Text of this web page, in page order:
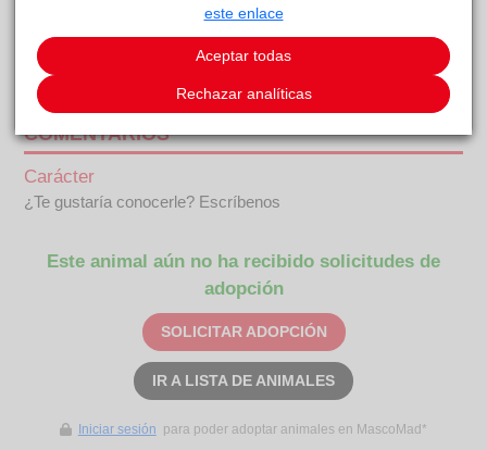
CHESSY reside actualmente en el centro de acogida
Voz Animal
COMENTARIOS
Carácter
¿Te gustaría conocerle? Escríbenos
Este animal aún no ha recibido solicitudes de
adopción
SOLICITAR ADOPCIÓN
IR A LISTA DE ANIMALES
Iniciar sesión para poder adoptar animales en MascoMad*
este enlace
Aceptar todas
Rechazar analíticas